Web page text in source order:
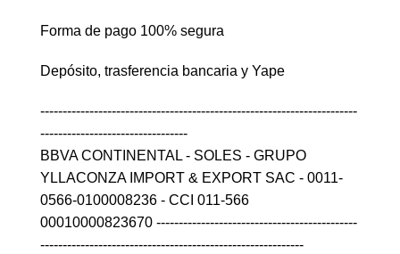
Forma de pago 100% segura
Depósito, trasferencia bancaria y Yape
-----------------------------------------------------------------------
---------------------------------
BBVA CONTINENTAL - SOLES - GRUPO
YLLACONZA IMPORT & EXPORT SAC - 0011-
0566-0100008236 - CCI 011-566
00010000823670 ---------------------------------------------
-----------------------------------------------------------